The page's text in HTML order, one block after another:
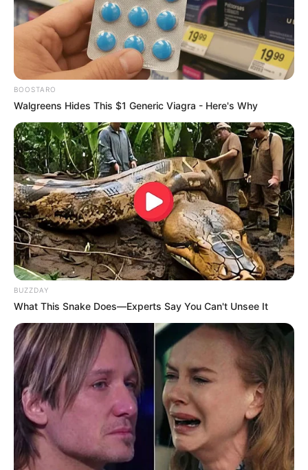
BOOSTARO
Walgreens Hides This $1 Generic Viagra - Here's Why
BUZZDAY
What This Snake Does—Experts Say You Can't Unsee It